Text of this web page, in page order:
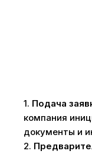
1. Подача
компания
документы и
2.